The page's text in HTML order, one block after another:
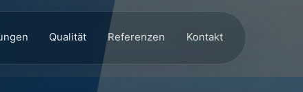
Qualität Referenzen Kontakt